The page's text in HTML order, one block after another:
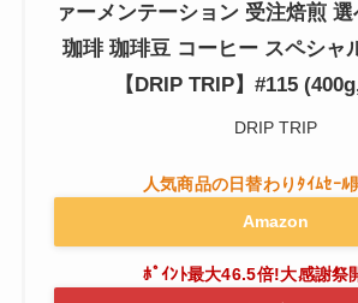
ァーメンテーション 受注焙煎
珈琲 珈琲豆 コーヒー スペシャ
【DRIP TRIP】#115
DRIP TRIP
Amazon